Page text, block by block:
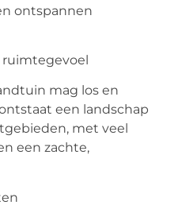
ontspannen
mag los en
een landschap
met veel
een zachte,